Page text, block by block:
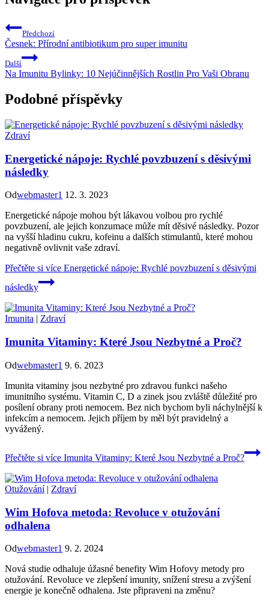
Předchozí
Česnek: Přírodní antibiotikum pro super imunitu
Další
Na Imunitu Bylinky: 10 Nejúčinnějších Rostlin Pro Vaši Obranu
Podobné příspěvky
Zdraví
Energetické nápoje: Rychlé povzbuzení s děsivými
následky
Odwebmaster1 12. 3. 2023
Energetické nápoje mohou být lákavou volbou pro rychlé
povzbuzení, ale jejich konzumace může mít děsivé následky. Pozor
na vyšší hladinu cukru, kofeinu a dalších stimulantů, které mohou
negativně ovlivnit vaše zdraví.
Přečtěte si více Energetické nápoje: Rychlé povzbuzení s děsivými
následky
Imunita | Zdraví
Imunita Vitaminy: Které Jsou Nezbytné a Proč?
Odwebmaster1 9. 6. 2023
Imunita vitaminy jsou nezbytné pro zdravou funkci našeho
imunitního systému. Vitamin C, D a zinek jsou zvláště důležité pro
posílení obrany proti nemocem. Bez nich bychom byli náchylnější k
infekcím a nemocem. Jejich příjem by měl být pravidelný a
vyvážený.
Přečtěte si více Imunita Vitaminy: Které Jsou Nezbytné a Proč?
Otužování| Zdraví
Wim Hofova metoda: Revoluce v otužování
odhalena
Odwebmaster1 9. 2. 2024
Nová studie odhaluje úžasné benefity Wim Hofovy metody pro
otužování. Revoluce ve zlepšení imunity, snížení stresu a zvýšení
energie je konečně odhalena. Jste připraveni na změnu?